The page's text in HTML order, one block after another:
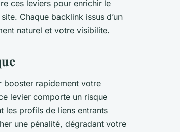
ces leviers pour enrichir le
Chaque backlink issus d’un
naturel et votre visibilite.
booster rapidement votre
levier comporte un risque
les profils de liens entrants
une pénalité, dégradant votre